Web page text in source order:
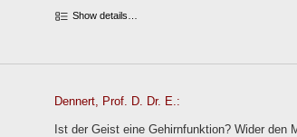
Show details…
Dennert, Prof. D. Dr. E.:
Ist der Geist eine Gehirnfunktion? Wider